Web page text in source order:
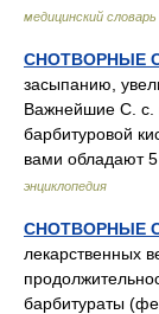
медицинский словарь
СНОТВОРНЫЕ
засыпанию,
Важнейшие С. с.
барбитуровой
вами обладают
энциклопедия
СНОТВОРНЫЕ
лекарственных
барбитураты